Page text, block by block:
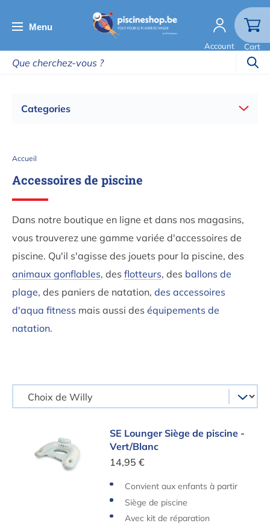
au
principal
Menu
Account Cart
Categories
Fil
Accueil
Accessoires de piscine
Dans notre boutique en ligne et dans nos magasins,
vous trouverez une gamme variée d'accessoires de
piscine. Qu'il s'agisse des jouets pour la piscine, des
animaux gonflables, des flotteurs, des ballons de
plage, des paniers de natation, des accessoires
d'aqua fitness mais aussi des équipements de
natation.
SE Lounger Siège de piscine - Vert/Blanc
SE Lounger Siège de piscine -
Vert/Blanc
14,95 €
Convient aux enfants à partir
de 6 ans
Siège de piscine
Avec kit de réparation